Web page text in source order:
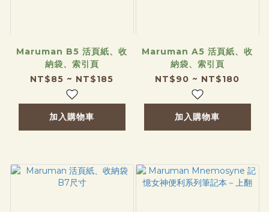
Maruman B5 活頁紙、收
納袋、索引頁
NT$85 ~ NT$185
加入購物車
Maruman A5 活頁紙、收
納袋、索引頁
NT$90 ~ NT$180
加入購物車